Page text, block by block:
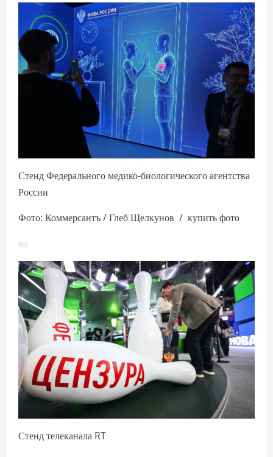
Стенд Федерального медико-биологического агентства
России
Фото: Коммерсантъ / Глеб Щелкунов / купить фото
Стенд телеканала RT